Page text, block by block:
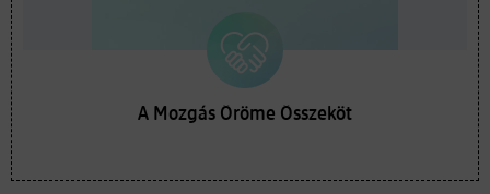
A Mozgás Öröme Összeköt